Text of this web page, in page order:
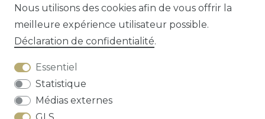
Série
Watertanden
Question sur cet article?
Nous utilisons des cookies afin de vous offrir la
meilleure expérience utilisateur possible.
Déclaration de confidentialité.
Essentiel
Statistique
Médias externes